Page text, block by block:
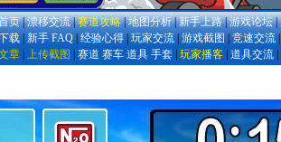
页|漂移交流|赛道攻略|地图分析|新手上路|游戏论坛|
载 |新手 FAQ |经验心得 |玩家交流 |游戏截图 |竞速交流
章 |上传截图 |赛道 赛车 道具 手套 |玩家播客 |道具交流